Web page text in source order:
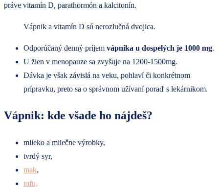
práve vitamín D, parathormón a kalcitonín.
Vápnik a vitamín D sú nerozlučná dvojica.
Odporúčaný denný príjem vápnika u dospelých je 1000 mg.
U žien v menopauze sa zvyšuje na 1200-1500mg.
Dávka je však závislá na veku, pohlaví či konkrétnom
prípravku, preto sa o správnom užívaní poraď s lekárnikom.
Vápnik: kde všade ho nájdeš?
mlieko a mliečne výrobky,
tvrdý syr,
mak,
tofu,